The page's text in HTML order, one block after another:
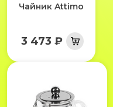
Чайник Attimo
3 473 ₽